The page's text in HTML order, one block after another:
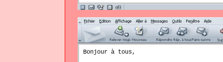
Bonjour à tous,